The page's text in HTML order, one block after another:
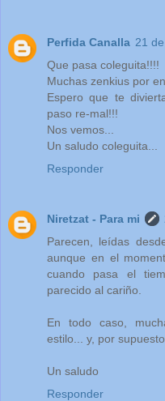
Perfida Canalla 21
Que pasa coleguita!!!!
Muchas zenkius por
Espero que te
paso re-mal!!!
Nos vemos...
Un saludo coleguita...
Responder
Niretzat - Para mi
Parecen, leídas
aunque en el
cuando pasa el
parecido al cariño.
En todo caso,
estilo... y, por
Un saludo
Responder